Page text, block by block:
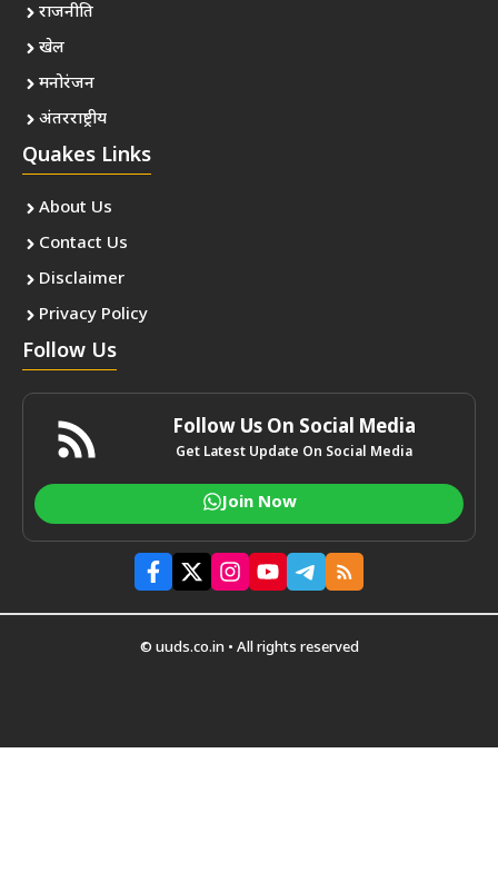
राजनीति
खेल
मनोरंजन
अंतरराष्ट्रीय
Quakes Links
About Us
Contact Us
Disclaimer
Privacy Policy
Follow Us
Follow Us On Social Media
Get Latest Update On Social Media
Join Now
© uuds.co.in • All rights reserved